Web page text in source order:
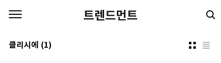
트렌드먼트
클리시에 (1)